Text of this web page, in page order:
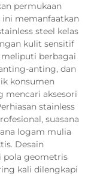
permukaan
ini memanfaatkan
steel kelas
kulit sensitif
berbagai
anting, dan
konsumen
mencari aksesori
stainless
suasana
logam mulia
Desain
pola geometris
kali dilengkapi